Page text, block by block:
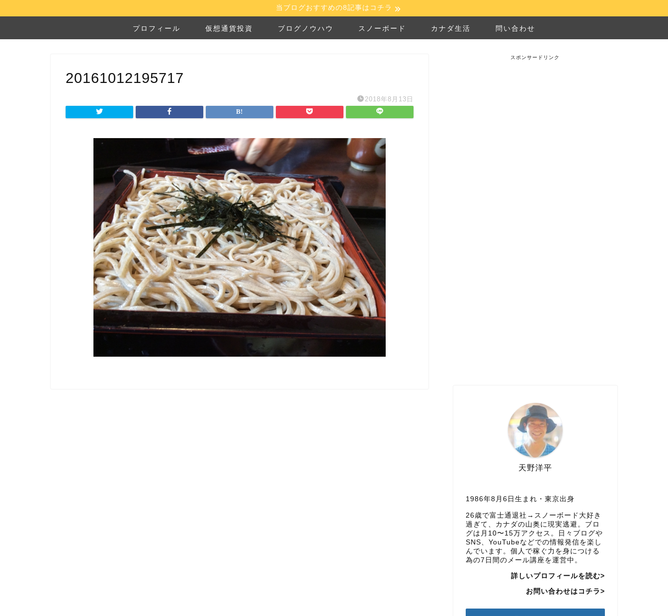
当ブログおすすめの8記事はコチラ
プロフィール 仮想通貨投資 ブログノウハウ スノーボード カナダ生活 問い合わせ
20161012195717
2018年8月13日
スポンサードリンク
天野洋平
1986年8月6日生まれ・東京出身
26歳で富士通退社→スノーボード大好き
過ぎて、カナダの山奥に現実逃避。ブロ
グは月10〜15万アクセス。日々ブログや
SNS、YouTubeなどでの情報発信を楽し
んでいます。個人で稼ぐ力を身につける
為の7日間のメール講座を運営中。
詳しいプロフィールを読む>
お問い合わせはコチラ>